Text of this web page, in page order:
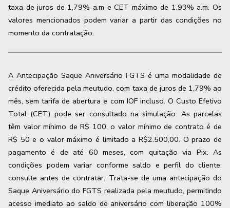
taxa de juros de 1,79% a.m e CET máximo de 1,93% a.m. Os
valores mencionados podem variar a partir das condições no
momento da contratação.
A Antecipação Saque Aniversário FGTS é uma modalidade de
crédito oferecida pela meutudo, com taxa de juros de 1,79% ao
mês, sem tarifa de abertura e com IOF incluso. O Custo Efetivo
Total (CET) pode ser consultado na simulação. As parcelas
têm valor mínimo de R$ 100, o valor mínimo de contrato é de
R$ 50 e o valor máximo é limitado a R$2.500,00. O prazo de
pagamento é de até 60 meses, com quitação via Pix. As
condições podem variar conforme saldo e perfil do cliente;
consulte antes de contratar. Trata-se de uma antecipação do
Saque Aniversário do FGTS realizada pela meutudo, permitindo
acesso imediato ao saldo de aniversário com liberação 100%